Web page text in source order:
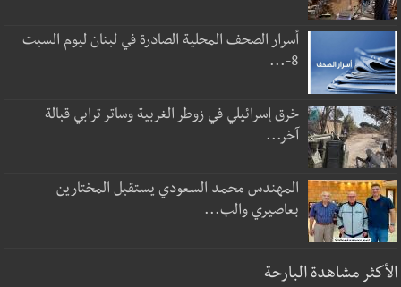
أسرار الصحف المحلية الصادرة في لبنان ليوم السبت
8-...
خرق إسرائيلي في زوطر الغربية وساتر ترابي قبالة
آخر...
المهندس محمد السعودي يستقبل المختارين
بعاصيري والب...
الأكثر مشاهدة البارحة